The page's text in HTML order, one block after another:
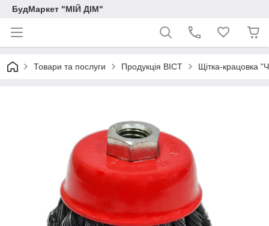
БудМаркет "МІЙ ДІМ"
Товари та послуги Продукція ВІСТ Щітка-крацовка